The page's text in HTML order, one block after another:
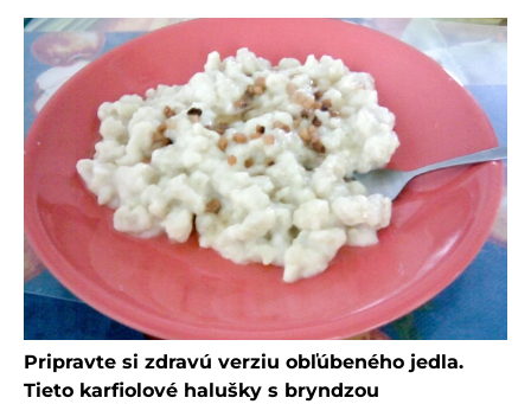
Pripravte si zdravú verziu obľúbeného jedla.
Tieto karfiolové halušky s bryndzou